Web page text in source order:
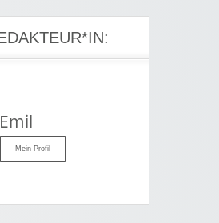
Emil
Mein Profil